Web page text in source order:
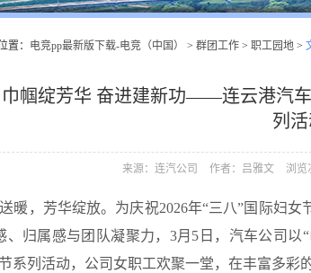
置： 电竞pp最新版下载-电竞（中国） > 群团工作 > 职工园地 >
巾帼绽芳华 奋进建新功——连云港汽
列
来源：连汽公司 作者：吕雅文 浏览
暖，芳华绽放。为庆祝2026年“三八”国际妇
、归属感与团队凝聚力，3月5日，汽车公司以
系列活动，公司女职工欢聚一堂，在丰富多彩